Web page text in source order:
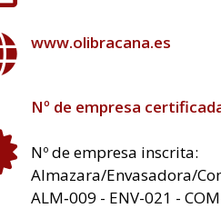
www.olibracana.es
Nº de empresa
Nº de empresa inscrita:
Almazara/Envasadora/
ALM‐009 - ENV-021 -